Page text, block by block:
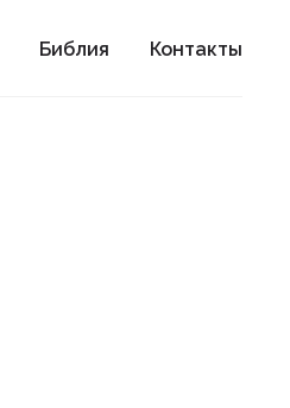
Библия Контакты